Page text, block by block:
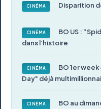
CINÉMA Disparition
CINÉMA
BO US :
dans l’histoire
CINÉMA
BO 1er
Day" déjà
CINÉMA
BO au